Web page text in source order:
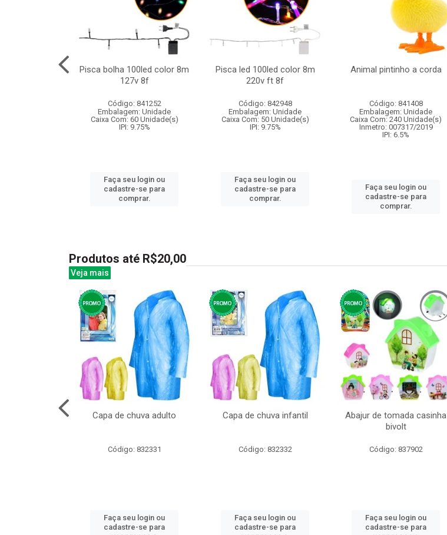
Pisca bolha 100led color 8m
127v 8f
Código: 841252
Embalagem: Unidade
Caixa Com: 60 Unidade(s)
IPI: 9.75%
Faça seu login ou
cadastre-se para
comprar.
Pisca led 100led color 8m
220v ft 8f
Código: 842948
Embalagem: Unidade
Caixa Com: 50 Unidade(s)
IPI: 9.75%
Faça seu login ou
cadastre-se para
comprar.
Animal pintinho a corda
Código: 841408
Embalagem: Unidade
Caixa Com: 240 Unidade(s)
Inmetro: 007317/2019
IPI: 6.5%
Faça seu login ou
cadastre-se para
comprar.
Produtos até R$20,00
Veja mais
Capa de chuva adulto
Código: 832331
Faça seu login ou
cadastre-se para
Capa de chuva infantil
Código: 832332
Faça seu login ou
cadastre-se para
Abajur de tomada casinha
bivolt
Código: 837902
Faça seu login ou
cadastre-se para